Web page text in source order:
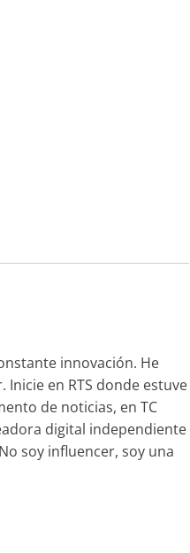
innovación. He
en RTS donde estuve
de noticias, en TC
digital independiente
soy influencer, soy una